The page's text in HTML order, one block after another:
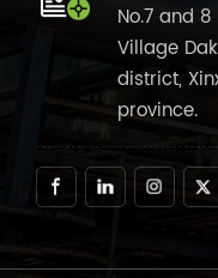
No.7 and
Village
district,
province.